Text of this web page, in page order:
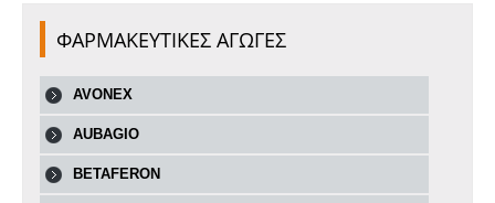
ΦΑΡΜΑΚΕΥΤΙΚΕΣ ΑΓΩΓΕΣ
AVONEX
AUBAGIO
BETAFERON